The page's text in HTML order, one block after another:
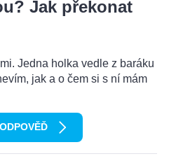
Jak překonat
Jedna holka vedle z baráku
jak a o čem si s ní mám